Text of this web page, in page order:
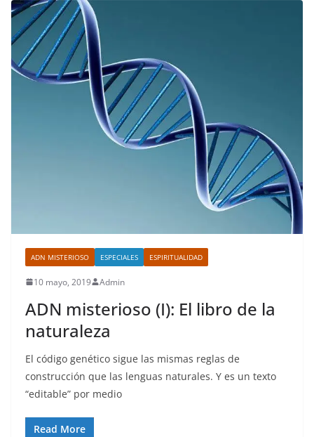
ADN MISTERIOSO ESPECIALES ESPIRITUALIDAD
10 mayo, 2019 Admin
ADN misterioso (I): El libro de la
naturaleza
El código genético sigue las mismas reglas de
construcción que las lenguas naturales. Y es un texto
“editable” por medio
Read More